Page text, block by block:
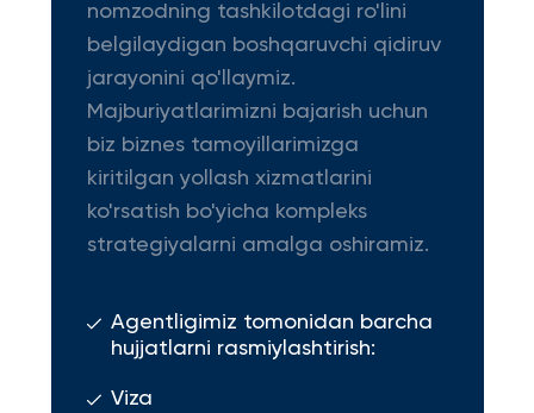
nomzodning tashkilotdagi ro'lini
belgilaydigan boshqaruvchi qidiruv
jarayonini qo'llaymiz.
Majburiyatlarimizni bajarish uchun
biz biznes tamoyillarimizga
kiritilgan yollash xizmatlarini
ko'rsatish bo'yicha kompleks
strategiyalarni amalga oshiramiz.
Agentligimiz tomonidan barcha
hujjatlarni rasmiylashtirish:
Viza